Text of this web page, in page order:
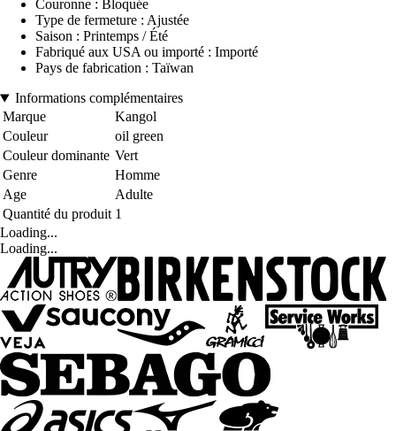
Couronne : Bloquée
Type de fermeture : Ajustée
Saison : Printemps / Été
Fabriqué aux USA ou importé : Importé
Pays de fabrication : Taïwan
Informations complémentaires
Marque
Kangol
Couleur
oil green
Couleur dominante Vert
Genre
Homme
Age
Adulte
Quantité du produit 1
Loading...
Loading...